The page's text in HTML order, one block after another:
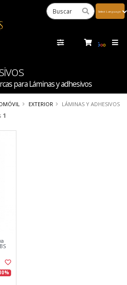
para Láminas y adhesivos
EXTERIOR LÁMINAS Y ADHESIVOS
1